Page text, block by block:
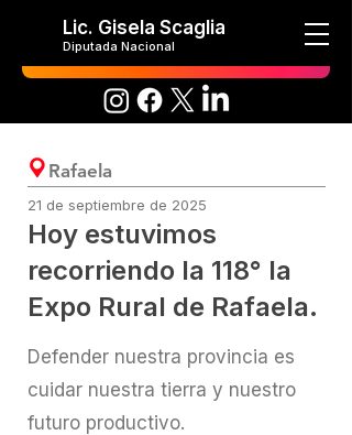
Lic. Gisela Scaglia
Diputada Nacional
Rafaela
21 de septiembre de 2025
Hoy estuvimos
recorriendo la 118° la
Expo Rural de Rafaela.
Defender nuestra provincia es
cuidar nuestra tierra y nuestro
futuro productivo.